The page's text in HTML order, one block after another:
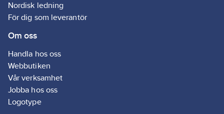
Nordisk ledning
För dig som leverantör
Om oss
Handla hos oss
Webbutiken
Vår verksamhet
Jobba hos oss
Logotype